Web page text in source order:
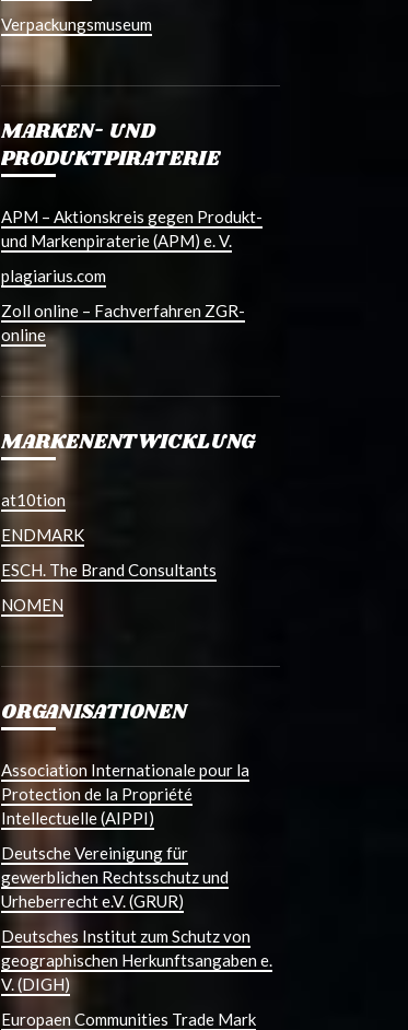
Verpackungsmuseum
MARKEN- UND
PRODUKTPIRATERIE
APM – Aktionskreis gegen Produkt-
und Markenpiraterie (APM) e. V.
plagiarius.com
Zoll online – Fachverfahren ZGR-
online
MARKENENTWICKLUNG
at10tion
ENDMARK
ESCH. The Brand Consultants
NOMEN
ORGANISATIONEN
Association Internationale pour la
Protection de la Propriété
Intellectuelle (AIPPI)
Deutsche Vereinigung für
gewerblichen Rechtsschutz und
Urheberrecht e.V. (GRUR)
Deutsches Institut zum Schutz von
geographischen Herkunftsangaben e.
V. (DIGH)
Europaen Communities Trade Mark